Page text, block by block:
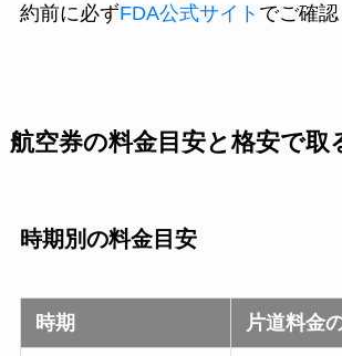
約前に必ずFDA公式サイト でご確認
航空券の料金目安と格安で取
時期別の料金目安
時期 片道料金